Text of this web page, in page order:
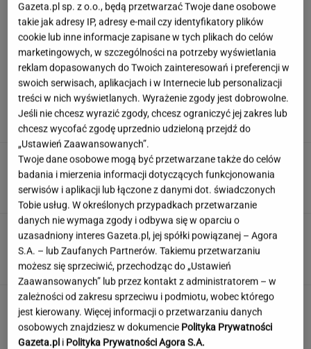
Ambasada wydała pilny apel. Kierowcy wciąż
wpadają w tę samą pułapkę
Rozjuszony Olbrychski napisał list do Tuska.
"To jest naplucie mi w twarz"
Żyłeś w PRL-u? Sprawdź w naszym quizie, czy
pamiętasz te programy
Hygge na talerzu. Dlaczego skandynawska
kuchnia podbija świat?
MATERIAŁ PROMOCYJNY
Gazeta.pl sp. z o.o., będą przetwarzać Twoje dane osobowe
takie jak adresy IP, adresy e-mail czy identyfikatory plików
cookie lub inne informacje zapisane w tych plikach do celów
marketingowych, w szczególności na potrzeby wyświetlania
reklam dopasowanych do Twoich zainteresowań i preferencji w
swoich serwisach, aplikacjach i w Internecie lub personalizacji
treści w nich wyświetlanych. Wyrażenie zgody jest dobrowolne.
Jeśli nie chcesz wyrazić zgody, chcesz ograniczyć jej zakres lub
chcesz wycofać zgodę uprzednio udzieloną przejdź do
„Ustawień Zaawansowanych”.
Twoje dane osobowe mogą być przetwarzane także do celów
badania i mierzenia informacji dotyczących funkcjonowania
serwisów i aplikacji lub łączone z danymi dot. świadczonych
Tobie usług. W określonych przypadkach przetwarzanie
danych nie wymaga zgody i odbywa się w oparciu o
uzasadniony interes Gazeta.pl, jej spółki powiązanej – Agora
S.A. – lub Zaufanych Partnerów. Takiemu przetwarzaniu
możesz się sprzeciwić, przechodząc do „Ustawień
Zaawansowanych” lub przez kontakt z administratorem – w
zależności od zakresu sprzeciwu i podmiotu, wobec którego
jest kierowany. Więcej informacji o przetwarzaniu danych
osobowych znajdziesz w dokumencie Polityka Prywatności
Gazeta.pl i Polityka Prywatności Agora S.A.